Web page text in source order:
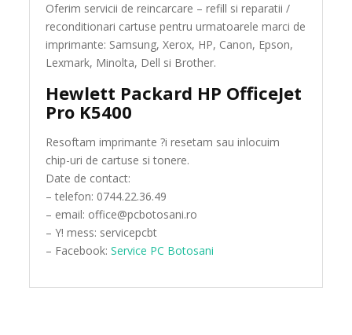
Oferim servicii de reincarcare – refill si reparatii /
reconditionari cartuse pentru urmatoarele marci de
imprimante: Samsung, Xerox, HP, Canon, Epson,
Lexmark, Minolta, Dell si Brother.
Hewlett Packard HP OfficeJet
Pro K5400
Resoftam imprimante ?i resetam sau inlocuim
chip-uri de cartuse si tonere.
Date de contact:
– telefon: 0744.22.36.49
– email: office@pcbotosani.ro
– Y! mess: servicepcbt
– Facebook:Service PC Botosani